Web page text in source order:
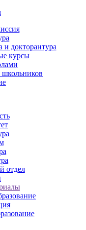
и докторантура
курсы
отдел